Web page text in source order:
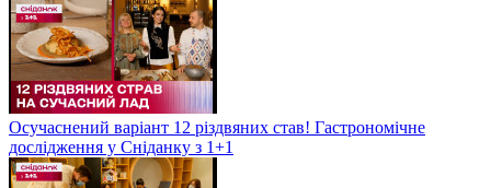
Осучаснений варіант 12 різдвяних став! Гастрономічне
дослідження у Сніданку з 1+1